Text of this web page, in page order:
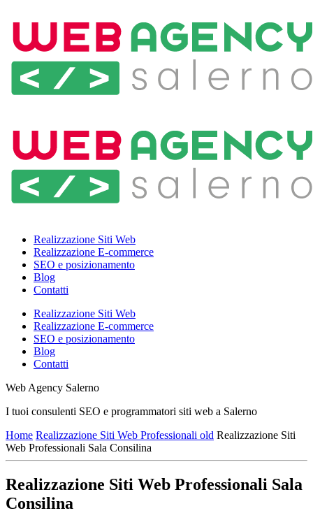
Realizzazione Siti Web
Realizzazione E-commerce
SEO e posizionamento
Blog
Contatti
Realizzazione Siti Web
Realizzazione E-commerce
SEO e posizionamento
Blog
Contatti
Web Agency Salerno
I tuoi consulenti SEO e programmatori siti web a Salerno
Home Realizzazione Siti Web Professionali old Realizzazione Siti
Web Professionali Sala Consilina
Realizzazione Siti Web Professionali Sala
Consilina